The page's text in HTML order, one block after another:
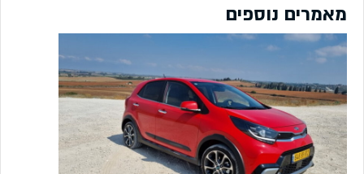
מאמרים נוספים